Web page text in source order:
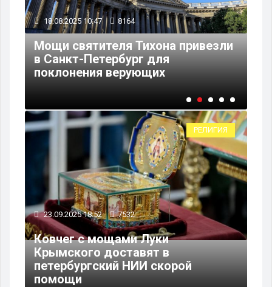
18.08.2025 10:47 8164
Мощи святителя Тихона привезли
в Санкт-Петербург для
поклонения верующих
РЕЛИГИЯ
23.09.2025 18:52 7532
Ковчег с мощами Луки
Крымского доставят в
петербургский НИИ скорой
помощи